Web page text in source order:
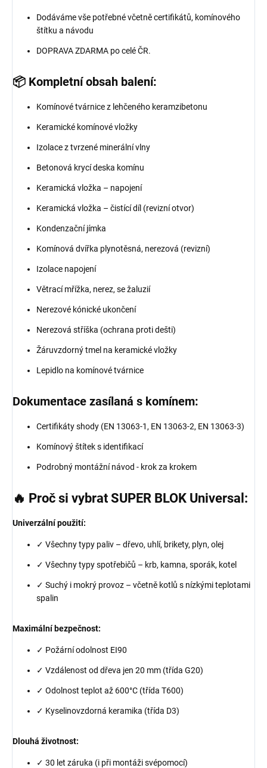
Dodáváme vše potřebné včetně certifikátů, komínového
štítku a návodu
DOPRAVA ZDARMA po celé ČR.
📦 Kompletní obsah balení:
Komínové tvárnice z lehčeného keramzibetonu
Keramické komínové vložky
Izolace z tvrzené minerální vlny
Betonová krycí deska komínu
Keramická vložka – napojení
Keramická vložka – čistící díl (revizní otvor)
Kondenzační jímka
Komínová dvířka plynotěsná, nerezová (revizní)
Izolace napojení
Větrací mřížka, nerez, se žaluzií
Nerezové kónické ukončení
Nerezová stříška (ochrana proti dešti)
Žáruvzdorný tmel na keramické vložky
Lepidlo na komínové tvárnice
Dokumentace zasílaná s komínem:
Certifikáty shody (EN 13063-1, EN 13063-2, EN 13063-3)
Komínový štítek s identifikací
Podrobný montážní návod - krok za krokem
🔥 Proč si vybrat SUPER BLOK Universal:
Univerzální použití:
✓ Všechny typy paliv – dřevo, uhlí, brikety, plyn, olej
✓ Všechny typy spotřebičů – krb, kamna, sporák, kotel
✓ Suchý i mokrý provoz – včetně kotlů s nízkými teplotami
spalin
Maximální bezpečnost:
✓ Požární odolnost EI90
✓ Vzdálenost od dřeva jen 20 mm (třída G20)
✓ Odolnost teplot až 600°C (třída T600)
✓ Kyselinovzdorná keramika (třída D3)
Dlouhá životnost:
✓ 30 let záruka (i při montáži svépomocí)